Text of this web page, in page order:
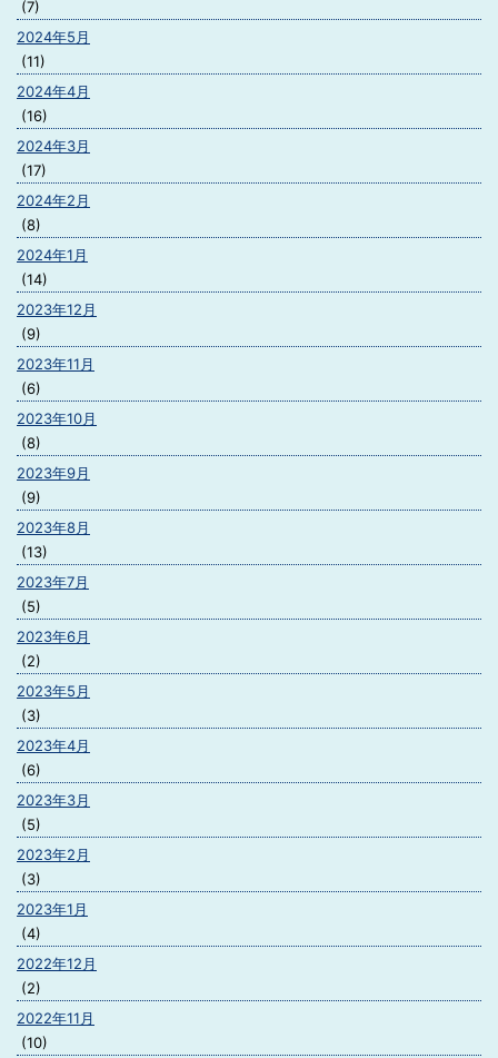
(7)
2024年5月
(11)
2024年4月
(16)
2024年3月
(17)
2024年2月
(8)
2024年1月
(14)
2023年12月
(9)
2023年11月
(6)
2023年10月
(8)
2023年9月
(9)
2023年8月
(13)
2023年7月
(5)
2023年6月
(2)
2023年5月
(3)
2023年4月
(6)
2023年3月
(5)
2023年2月
(3)
2023年1月
(4)
2022年12月
(2)
2022年11月
(10)